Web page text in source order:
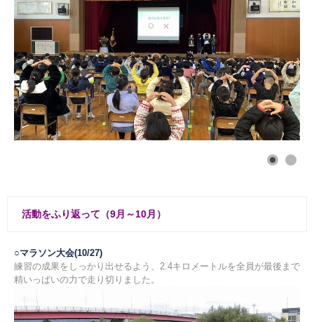
活動をふり返って（9月～10月）
○マラソン大会(10/27)
練習の成果をしっかり出せるよう、2.4キロメートルを全員が最後まで
精いっぱいの力で走り切りました。